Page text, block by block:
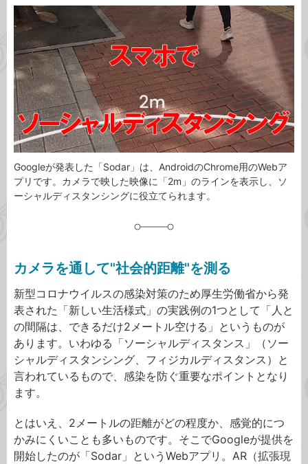
カ
テ
ゴ
リ
事
タ
グ
Googleが発表した「Sodar」は、AndroidのChrome用のWebア
プリです。カメラで映した映像に「2m」のラインを表示し、ソ
ーシャルディスタンシングに役立てられます。
カメラを通して"社会的距離"を測る
新型コロナウイルスの感染対策のため厚生労働省から発
表された「新しい生活様式」の実践例の1つとして「人と
の間隔は、できるだけ2メートル空ける」というものが
あります。いわゆる「ソーシャルディスタンス」（ソー
シャルディスタンシング、フィジカルディスタンス）と
言われているもので、感染を防ぐ重要なポイントとなり
ます。
とはいえ、2メートルの距離がどの程度か、感覚的につ
かみにくいことも多いものです。そこでGoogleが提供を
開始したのが「Sodar」というWebアプリ。AR（拡張現